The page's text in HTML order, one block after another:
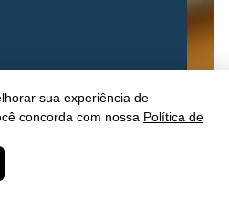
sua experiência de
concorda com nossa Política de